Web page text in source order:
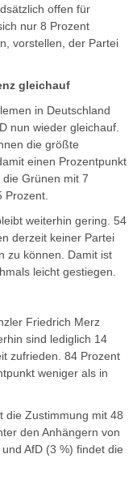
offen für
nur 8 Prozent
vorstellen, der Partei
gleichauf
in Deutschland
nun wieder gleichauf.
die größte
einen Prozentpunkt
Grünen mit 7
Prozent.
weiterhin gering. 54
derzeit keiner Partei
zu können. Damit ist
leicht gestiegen.
Friedrich Merz
sind lediglich 14
zufrieden. 84 Prozent
weniger als in
die Zustimmung mit 48
den Anhängern von
AfD (3 %) findet die